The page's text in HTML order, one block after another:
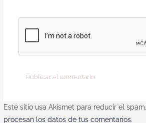
Este sitio usa Akismet para reducir el
procesan los datos de tus comentarios.